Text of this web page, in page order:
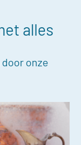
alles
onze